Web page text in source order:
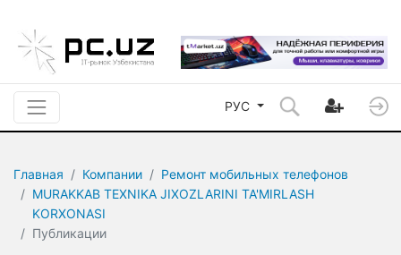
РУС
Главная Компании
Ремонт мобильных телефонов
MURAKKAB TEXNIKA JIXOZLARINI TA'MIRLASH
KORXONASI
Публикации